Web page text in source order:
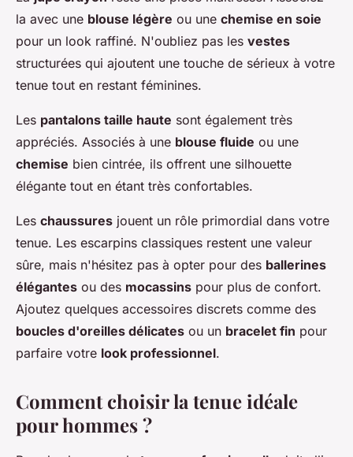
la avec une blouse légère ou une chemise en soie
pour un look raffiné. N'oubliez pas les vestes
structurées qui ajoutent une touche de sérieux à votre
tenue tout en restant féminines.
Les pantalons taille haute sont également très
appréciés. Associés à une blouse fluide ou une
chemise bien cintrée, ils offrent une silhouette
élégante tout en étant très confortables.
Les chaussures jouent un rôle primordial dans votre
tenue. Les escarpins classiques restent une valeur
sûre, mais n'hésitez pas à opter pour des ballerines
élégantes ou des mocassins pour plus de confort.
Ajoutez quelques accessoires discrets comme des
boucles d'oreilles délicates ou un bracelet fin pour
parfaire votre look professionnel.
Comment choisir la tenue idéale
pour hommes ?